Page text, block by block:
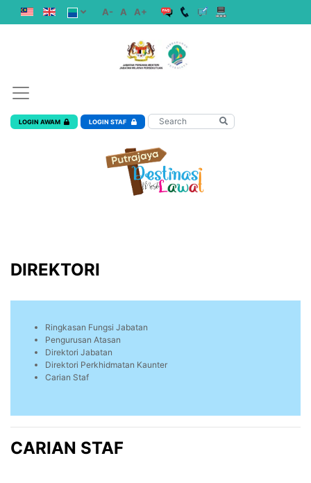
A- A A+
LOGIN AWAM LOGIN STAF
DIREKTORI
Ringkasan Fungsi Jabatan
Pengurusan Atasan
Direktori Jabatan
Direktori Perkhidmatan Kaunter
Carian Staf
CARIAN STAF